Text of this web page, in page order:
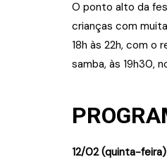
O ponto alto da
crianças com
18h às 22h, com o
samba, às 19h30,
12/02(quinta-feira)